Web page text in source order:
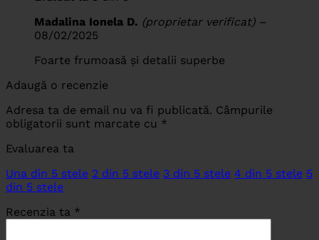
Madalina Ionela D. (proprietar verificat) –
08/02/2025
Foarte frumoasă și detalii superbe
Adaugă o recenzie
Adresa ta de email nu va fi publicată. Câmpurile
obligatorii sunt marcate cu *
Evaluarea ta
Una din 5 stele 2 din 5 stele 3 din 5 stele 4 din 5 stele 5
din 5 stele
Recenzia ta *